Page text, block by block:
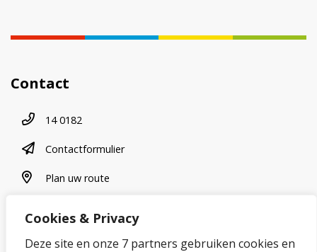
Cookies & Privacy
Deze site en onze 7 partners gebruiken cookies en
Contact
Telefoonnummer
14 0182
contactformulier
Contactformulier
plan uw route
Plan uw route
Over onze website